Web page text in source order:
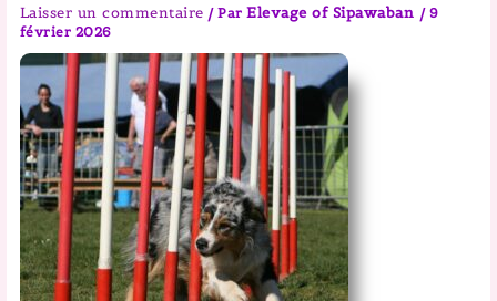
Laisser un commentaire / ParElevage of Sipawaban / 9
février 2026